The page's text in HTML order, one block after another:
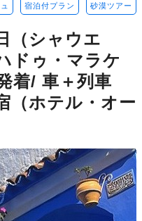
宿泊付プラン 砂漠ツアー
（シャウエ
ドゥ・マラケ
着/ 車＋列車
（ホテル・オー